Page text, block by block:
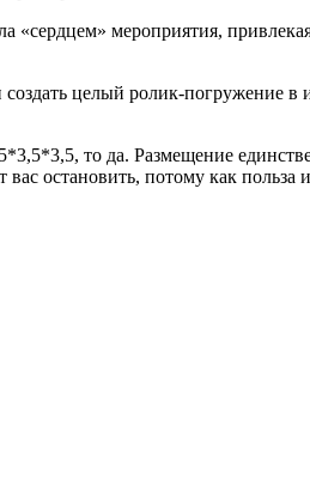
«сердцем» мероприятия,
целый ролик-погружение в
то да. Размещение
остановить, потому как польза